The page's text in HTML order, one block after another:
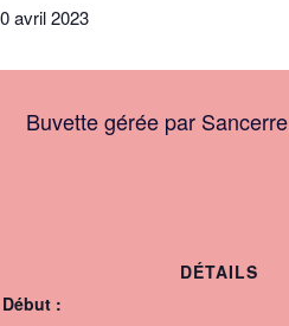
2025/2026
avril 2023
Buvette gérée par Sancerre
DÉTAILS
Début :